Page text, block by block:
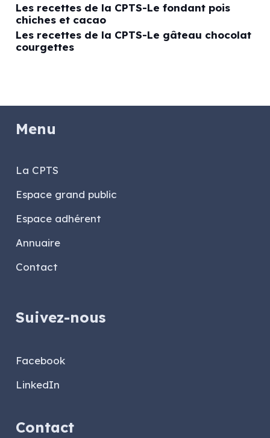
Les recettes de la CPTS-Le fondant pois
chiches et cacao
Les recettes de la CPTS-Le gâteau chocolat
courgettes
Menu
La CPTS
Espace grand public
Espace adhérent
Annuaire
Contact
Suivez-nous
Facebook
LinkedIn
Contact